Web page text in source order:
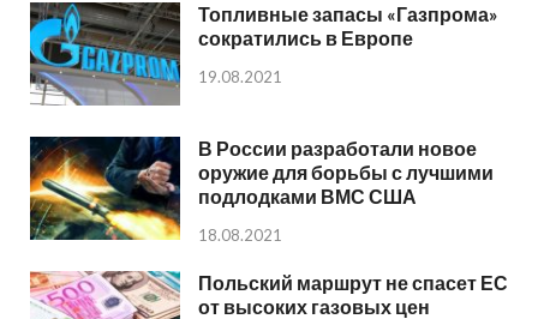
Топливные запасы «Газпрома»
сократились в Европе
19.08.2021
В России разработали новое
оружие для борьбы с лучшими
подлодками ВМС США
18.08.2021
Польский маршрут не спасет ЕС
от высоких газовых цен